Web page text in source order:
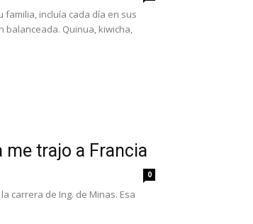
incluía cada día en sus
Quinua, kiwicha,
trajo a Francia
0
carrera de Ing. de Minas. Esa